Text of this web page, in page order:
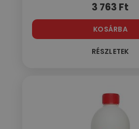
3 763 Ft
KOSÁRBA
RÉSZLETEK